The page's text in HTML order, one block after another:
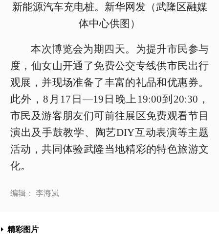
新能源汽车充电桩。新华网发（武隆区融媒
体中心供图）
本次博览会为期四天。为提升市民参与
度，仙女山开通了免费公交专线供市民出行
观展，并现场准备了丰富的礼品和优惠券。
此外，8月17日—19日晚上19:00到20:30，
市民及游客朋友们可前往展区免费观看节目
演出及手鼓教学、陶艺DIY互动表演等主题
活动，共同体验武隆当地精彩的特色旅游文
化。
编辑： 李海岚